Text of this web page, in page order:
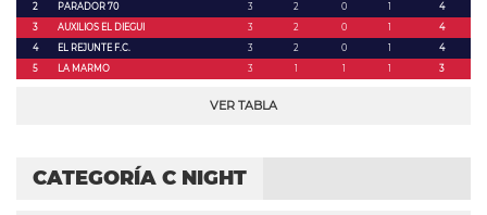
2
PARADOR 70 3 2 0 1
4
3
AUXILIOS EL DIEGUI 3 2 0 1
4
4
EL REJUNTE F.C. 3 2 0 1
4
5
LA MARMO 3 1 1 1 3
VER TABLA
CATEGORÍA C NIGHT